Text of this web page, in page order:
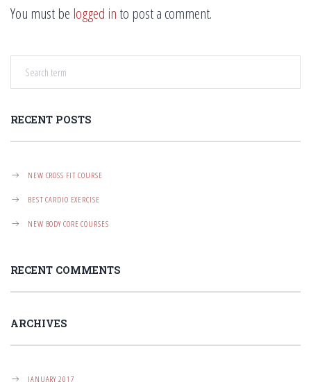
V
G
A
I
O
N
You must be logged in to post a comment.
RECENT POSTS
NEW CROSS FIT COURSE
BEST CARDIO EXERCISE
NEW BODY CORE COURSES
RECENT COMMENTS
ARCHIVES
JANUARY 2017